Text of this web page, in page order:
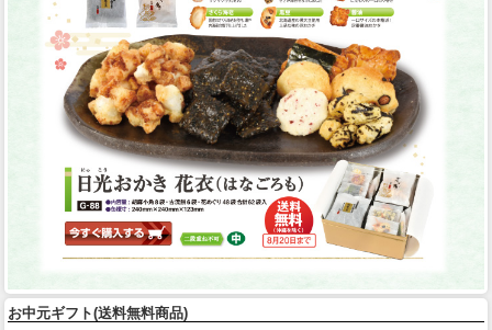
お中元ギフト(送料無料商品)